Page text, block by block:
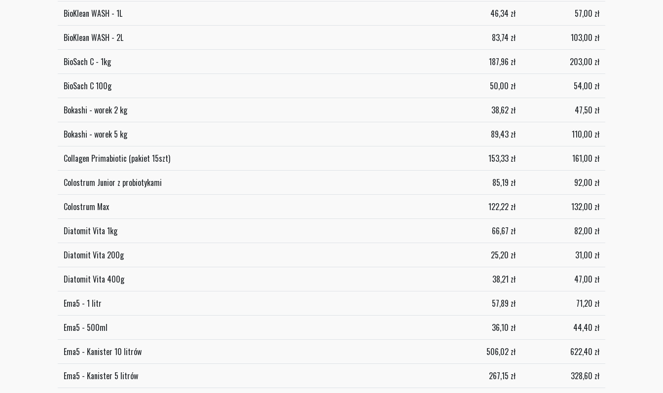
BioKlean WASH - 1L 46,34 zł 57,00 zł
BioKlean WASH - 2L 83,74 zł 103,00 zł
BioSach C - 1kg 187,96 zł 203,00 zł
BioSach C 100g 50,00 zł 54,00 zł
Bokashi - worek 2 kg 38,62 zł 47,50 zł
Bokashi - worek 5 kg 89,43 zł 110,00 zł
Collagen Primabiotic (pakiet 15szt) 153,33 zł 161,00 zł
Colostrum Junior z probiotykami 85,19 zł 92,00 zł
Colostrum Max 122,22 zł 132,00 zł
Diatomit Vita 1kg 66,67 zł 82,00 zł
Diatomit Vita 200g 25,20 zł 31,00 zł
Diatomit Vita 400g 38,21 zł 47,00 zł
Ema5 - 1 litr 57,89 zł 71,20 zł
Ema5 - 500ml 36,10 zł 44,40 zł
Ema5 - Kanister 10 litrów 506,02 zł 622,40 zł
Ema5 - Kanister 5 litrów 267,15 zł 328,60 zł